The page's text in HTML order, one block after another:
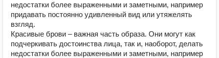
недостатки более выраженными и заметными, например
придавать постоянно удивленный вид или утяжелять
взгляд.
Красивые брови – важная часть образа. Они могут как
подчеркивать достоинства лица, так и, наоборот, делать
недостатки более выраженными и заметными, например